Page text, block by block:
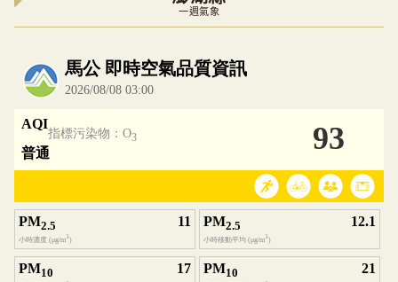
一週氣象
內嵌空氣品質小工具為視覺預覽，完整即時空